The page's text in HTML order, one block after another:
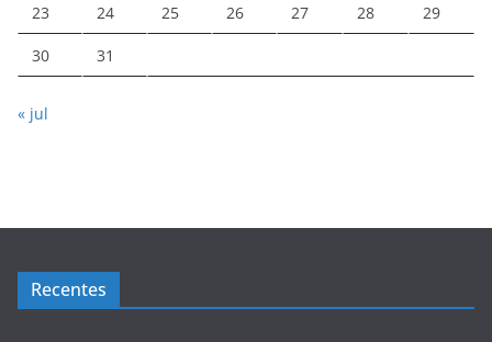
23 24 25 26 27 28 29
30 31
« jul
Recentes